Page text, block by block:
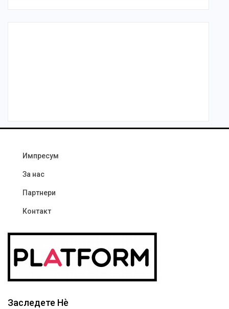
Импресум
За нас
Партнери
Контакт
Заследете Нѐ